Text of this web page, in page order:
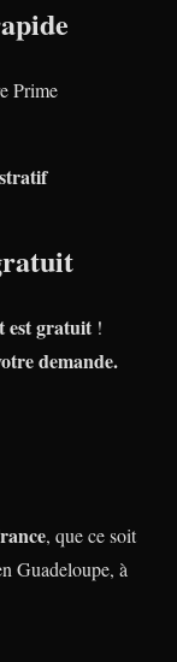
Prime
est gratuit !
demande.
, que ce soit
Guadeloupe, à